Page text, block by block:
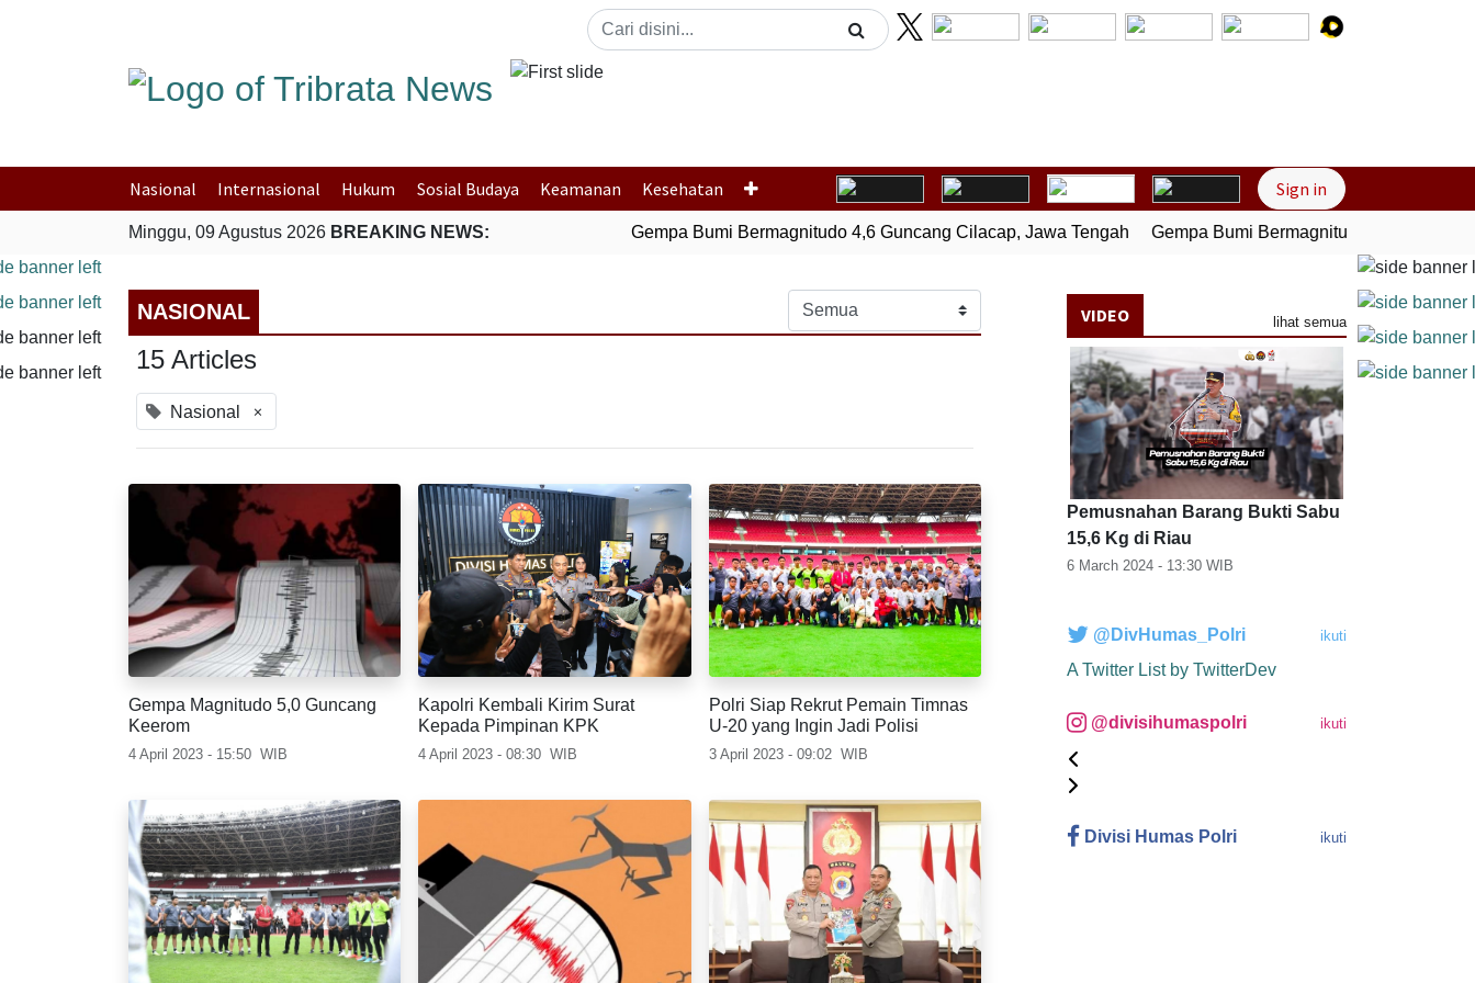
Nasional Internasional Hukum Sosial Budaya Keamanan Kesehatan Sign in
Minggu, 09 Agustus 2026 BREAKING NEWS: Gempa Bumi Bermagnitudo 4,6 Guncang Cilacap, Jawa Tengah Gempa Bumi Bermagnitudo 3,0 Guncang
NASIONAL
15 Articles
Nasional ×
Gempa Magnitudo 5,0 Guncang
Keerom
4 April 2023 - 15:50 WIB
Kapolri Kembali Kirim Surat
Kepada Pimpinan KPK
4 April 2023 - 08:30 WIB
Polri Siap Rekrut Pemain Timnas
U-20 yang Ingin Jadi Polisi
3 April 2023 - 09:02 WIB
VIDEO lihat semua
Pemusnahan Barang Bukti Sabu
15,6 Kg di Riau
6 March 2024 - 13:30 WIB
@DivHumas_Polri ikuti
A Twitter List by TwitterDev
@divisihumaspolri ikuti
Divisi Humas Polri ikuti